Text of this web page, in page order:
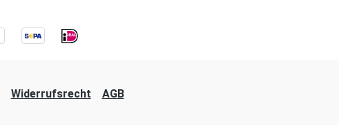
Widerrufsrecht AGB